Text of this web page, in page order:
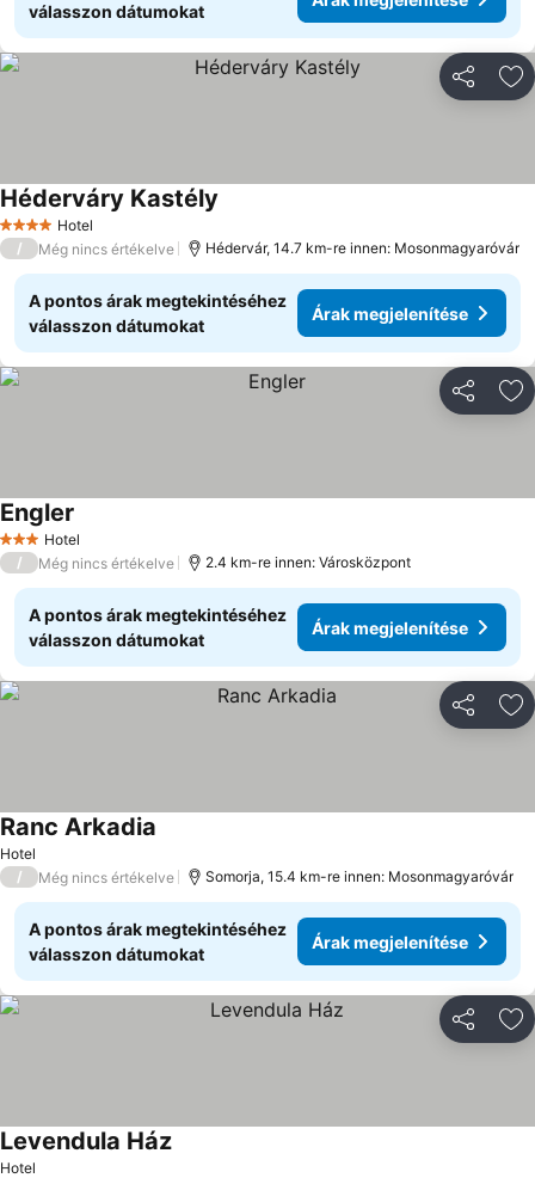
válasszon dátumokat
4 KategóriaHotel
Héderváry Kastély
/ Még nincs értékelve Hédervár, 14.7 km-re innen: Mosonmagyaróvár
A pontos árak megtekintéséhez
válasszon dátumokat
Árak megjelenítése
3 Kategória
Hotel
Engler
/ Még nincs értékelve 2.4 km-re innen: Városközpont
A pontos árak megtekintéséhez
válasszon dátumokat
Árak megjelenítése
Hotel
Ranc Arkadia
/ Még nincs értékelve Somorja, 15.4 km-re innen: Mosonmagyaróvár
A pontos árak megtekintéséhez
válasszon dátumokat
Árak megjelenítése
Hotel
Levendula Ház